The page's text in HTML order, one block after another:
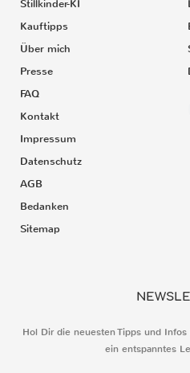
Stillkinder-KI
Kauftipps
Über mich
Presse
FAQ
Kontakt
Impressum
Datenschutz
AGB
Bedanken
Sitemap
Hol Dir die neuesten Tipps und
ein entspanntes